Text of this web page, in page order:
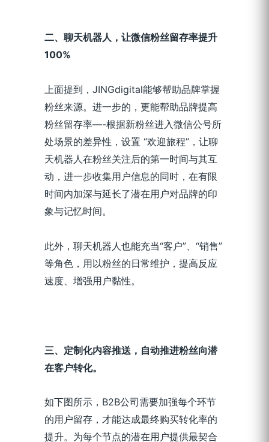
二、聊天机器人，让微信粉丝留存率提升
100%
上面提到，JINGdigital能够帮助品牌掌握
粉丝来源。进一步的，更能帮助品牌提高
粉丝留存率—-根据新粉丝进入微信公号所
处场景的差异性，设置 “欢迎旅程”，让聊
天机器人在粉丝关注后的第一时间与其互
动，进一步收集用户信息的同时，在有限
时间内加深与延长了潜在用户对品牌的印
象与记忆时间。
此外，聊天机器人也能充当“客户”、“销售”
等角色，用以粉丝的日常维护，提高反应
速度、增强用户黏性。
三、定制化内容推送，自动推进粉丝向潜
在客户转化。
如下图所示，B2B公司需要加强每个环节
的用户留存，才能达成最终购买转化率的
提升。为每个节点的潜在用户提供最契合